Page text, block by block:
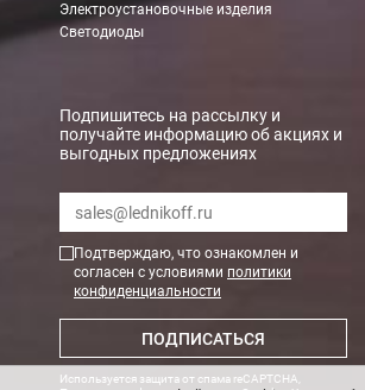
Электроустановочные изделия
Светодиоды
Подпишитесь на рассылку и
получайте информацию об акциях и
выгодных предложениях
Подтверждаю, что ознакомлен и
согласен с условиями политики
конфиденциальности
ПОДПИСАТЬСЯ
Используется защита от спама reCAPTCHA,